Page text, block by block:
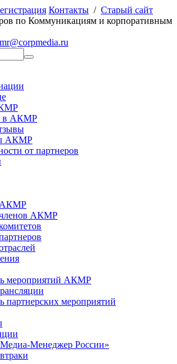
Контакты / Старый сайт
по Коммуникациям и корпоративным
в АКМР
АКМР
от партнеров
АКМР
АКМР
мероприятий АКМР
партнерских мероприятий
Менеджер России»